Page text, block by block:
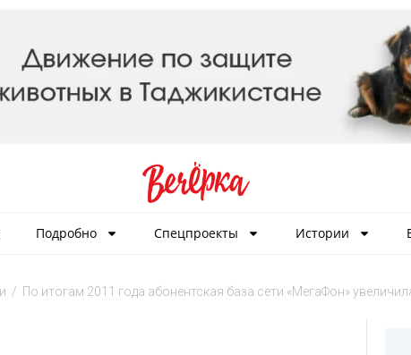
Подробно Спецпроекты Истории
/ По итогам 2011 года абонентская база сети «МегаФон»